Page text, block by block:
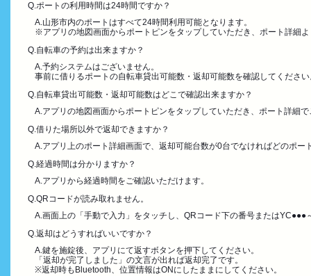
Q.ポートの利用時間は24時間ですか？
A.山形市内のポートはすべて24時間利用可能となります。
※アプリの地図画面からポートピンをタップしていただき、ポート詳細
Q.自転車の予約は出来ますか？
A.予約システムはございません。
事前に借りるポートの自転車貸出可能数・返却可能数を確認してくださ
Q.自転車貸出可能数・返却可能数はどこで確認出来ますか？
A.アプリの地図画面からポートピンをタップしていただき、ポート詳細
Q.借りた場所以外で返却できますか？
A.アプリ上のポート詳細画面で、返却可能台数が0台でなければどのポー
Q.経過時間は分かりますか？
A.アプリから経過時間をご確認いただけます。
Q.QRコードが読み取れません。
A.画面上の「手動で入力」をタッチし、QRコード下の番号または
Q.返却はどうすればいいですか？
A.鍵を施錠後、アプリにて返すボタンを押下してください。
「返却が完了しました」の文言が出れば返却完了です。
※返却時もBluetooth、位置情報はONにしたままにしてください。